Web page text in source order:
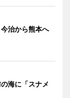
治から熊本へ
海に「スナメ